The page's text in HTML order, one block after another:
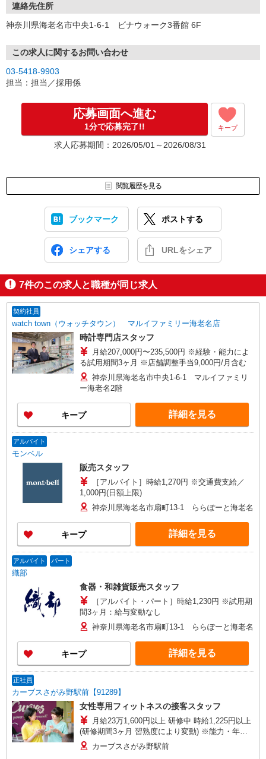
店舗見学やお問い合わせも大歓迎です！
連絡先住所
神奈川県海老名市中央1-6-1 ビナウォーク3番館 6F
この求人に関するお問い合わせ
03-5418-9903
担当：担当／採用係
応募画面へ進む
1分で応募完了!! キープ
求人応募期間：2026/05/01～2026/08/31
閲覧履歴を見る
ブックマーク ポストする
シェアする URLをシェア
7件のこの求人と職種が同じ求人
契約社員
watch town（ウォッチタウン） マルイファミリー海老名店
時計専門店スタッフ
月給207,000円〜235,500円 ※経験・能力によ
る試用期間3ヶ月 ※店舗調整手当9,000円/月含む
神奈川県海老名市中央1-6-1 マルイファミリ
ー海老名2階
キープ 詳細を見る
アルバイト
モンベル
販売スタッフ
［アルバイト］時給1,270円 ※交通費支給／
1,000円(日額上限)
神奈川県海老名市扇町13-1 ららぽーと海老名
キープ 詳細を見る
アルバイト パート
織部
食器・和雑貨販売スタッフ
［アルバイト・パート］時給1,230円 ※試用期
間3ヶ月：給与変動なし
神奈川県海老名市扇町13-1 ららぽーと海老名
キープ 詳細を見る
正社員
カーブスさがみ野駅前【91289】
女性専用フィットネスの接客スタッフ
月給23万1,600円以上 研修中 時給1,225円以上
(研修期間3ヶ月 習熟度により変動) ※能力・年齢
により給与が異なります。
カーブスさがみ野駅前